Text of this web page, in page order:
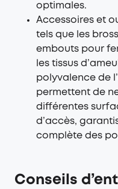
optimales.
Accessoires et
tels que les
embouts pour
les tissus
polyvalence de
permettent de
différentes
d’accès,
complète des
Conseils